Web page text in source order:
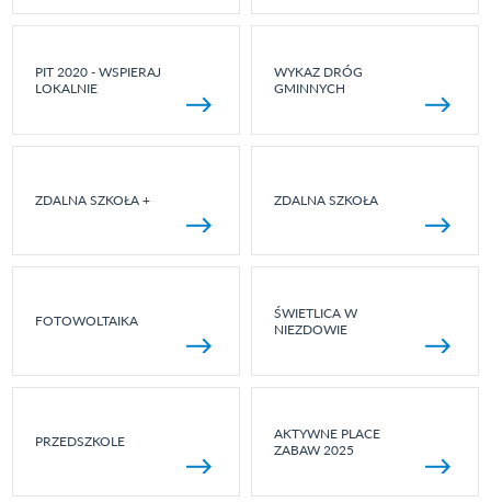
PIT 2020 - WSPIERAJ
LOKALNIE
WYKAZ DRÓG
GMINNYCH
ZDALNA SZKOŁA + ZDALNA SZKOŁA
FOTOWOLTAIKA
ŚWIETLICA W
NIEZDOWIE
PRZEDSZKOLE
AKTYWNE PLACE
ZABAW 2025